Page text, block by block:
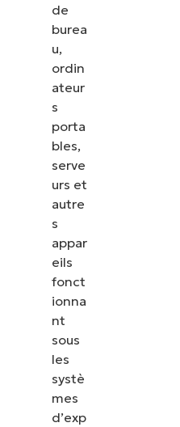
de
burea
u,
ordin
ateur
s
porta
bles,
serve
urs et
autre
s
appar
eils
fonct
ionna
nt
sous
les
systè
mes
d’exp